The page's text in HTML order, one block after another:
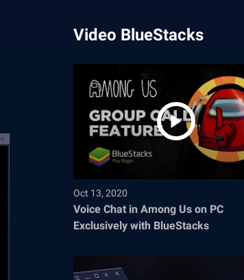
Video BlueStacks
Oct 13, 2020
Voice Chat in Among Us on PC
Exclusively with BlueStacks